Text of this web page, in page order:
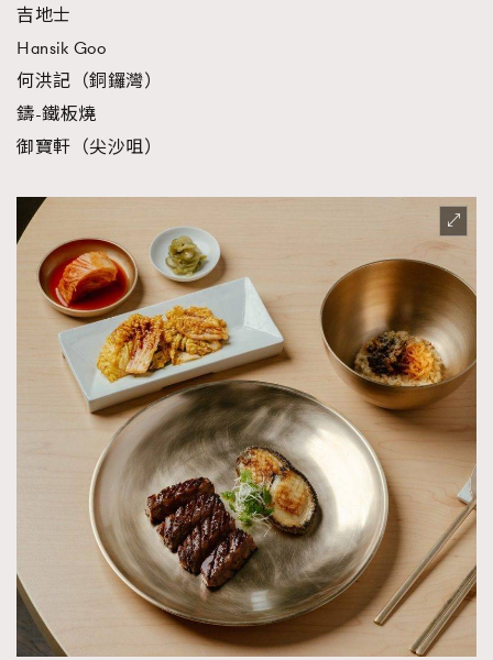
吉地士
Hansik Goo
何洪記（銅鑼灣）
鑄-鐵板燒
御寶軒（尖沙咀）